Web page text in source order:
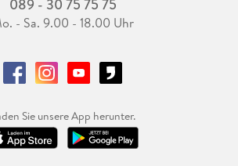
089 - 30 75 75 75
- Sa. 9.00 - 18.00 Uhr
Sie unsere App herunter.